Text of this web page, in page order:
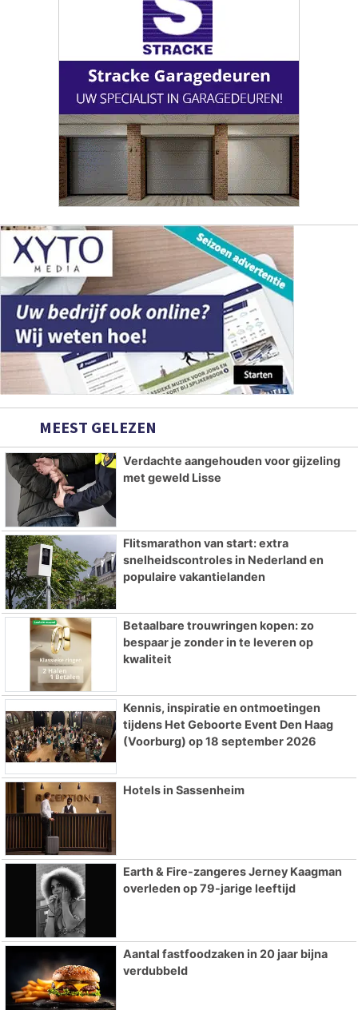
MEEST GELEZEN
Verdachte aangehouden voor gijzeling
met geweld Lisse
Flitsmarathon van start: extra
snelheidscontroles in Nederland en
populaire vakantielanden
Betaalbare trouwringen kopen: zo
bespaar je zonder in te leveren op
kwaliteit
Kennis, inspiratie en ontmoetingen
tijdens Het Geboorte Event Den Haag
(Voorburg) op 18 september 2026
Hotels in Sassenheim
Earth & Fire-zangeres Jerney Kaagman
overleden op 79-jarige leeftijd
Aantal fastfoodzaken in 20 jaar bijna
verdubbeld